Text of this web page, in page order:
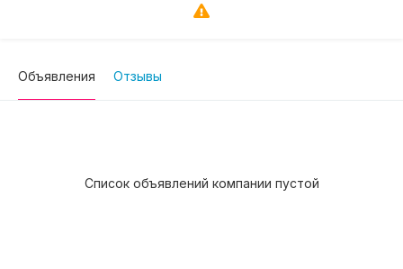
Объявления Отзывы
Список объявлений компании пустой